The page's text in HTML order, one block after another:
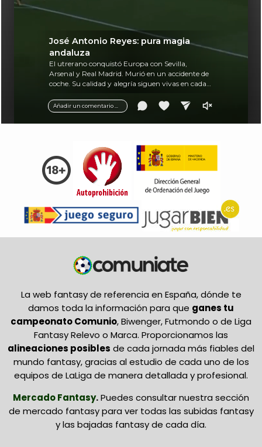
Añadir un comentario ...
José Antonio Reyes: pura magia
andaluza
El utrerano conquistó Europa con Sevilla,
Arsenal y Real Madrid. Murió en un accidente de
coche. Su calidad y alegría siguen vivas en cada
La web fantasy de referencia en España, dónde te
damos toda la información para que ganes tu
campeonato Comunio, Biwenger, Futmondo o de Liga
Fantasy Relevo o Marca. Proporcionamos las
alineaciones posibles de cada jornada más fiables del
mundo fantasy, gracias al estudio de cada uno de los
equipos de LaLiga de manera detallada y profesional.
Mercado Fantasy.Puedes consultar nuestra sección
de mercado fantasy para ver todas las subidas fantasy
y las bajadas fantasy de cada día.